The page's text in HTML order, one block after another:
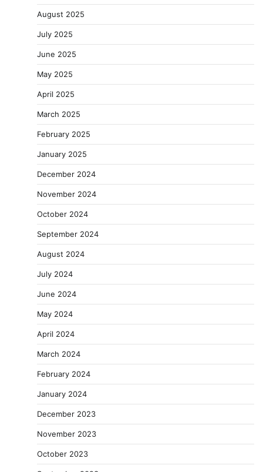
August 2025
July 2025
June 2025
May 2025
April 2025
March 2025
February 2025
January 2025
December 2024
November 2024
October 2024
September 2024
August 2024
July 2024
June 2024
May 2024
April 2024
March 2024
February 2024
January 2024
December 2023
November 2023
October 2023